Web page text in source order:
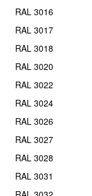
RAL 3016
RAL 3017
RAL 3018
RAL 3020
RAL 3022
RAL 3024
RAL 3026
RAL 3027
RAL 3028
RAL 3031